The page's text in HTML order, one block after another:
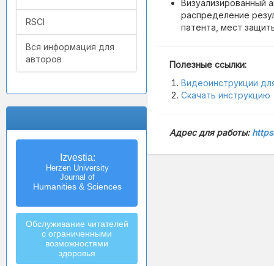
RSCI
Вся информация для
авторов
Izvestia:
Herzen University
Journal of
Humanities & Sciences
Обслуживание читателей
с ограниченными
возможностями
здоровья
Визуализированный
распределение
патента, мест
Полезные ссылки:
Видеоинструкции
Скачать инструкцию
Адрес для работы: